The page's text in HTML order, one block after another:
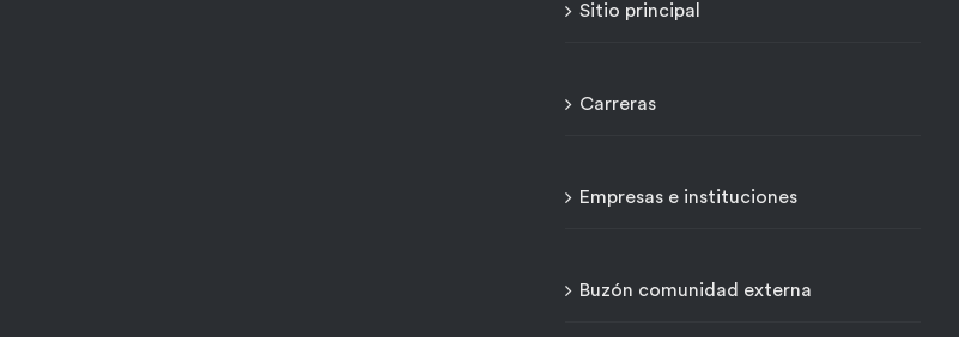
Sitio principal
Carreras
Empresas e instituciones
Buzón comunidad externa